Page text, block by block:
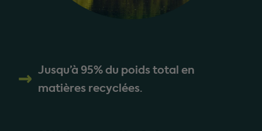
Jusqu’à 95% du poids total en
matières recyclées.